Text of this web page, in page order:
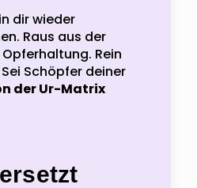
dir wieder
Raus aus der
Rein
Schöpfer deiner
der Ur-Matrix